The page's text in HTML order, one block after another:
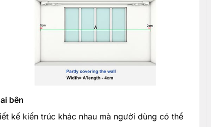
bên
kế kiến trúc khác nhau mà người dùng có thể